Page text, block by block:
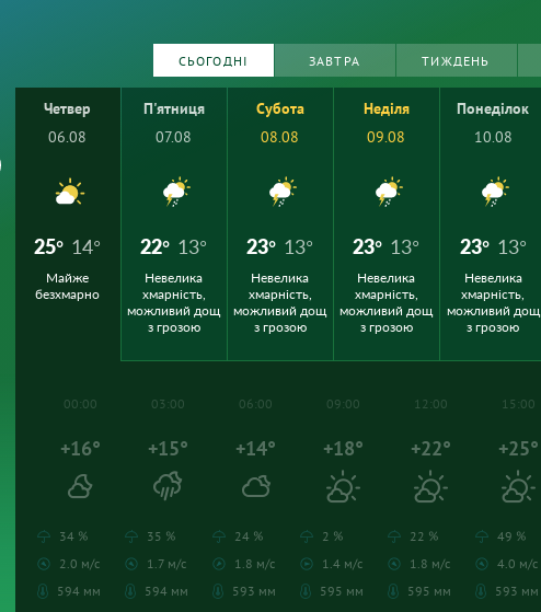
СЬОГОДНІ ЗАВТРА ТИЖДЕНЬ
Четвер
06.08
25° 14°
Майже
безхмарно
П'ятниця
07.08
22° 13°
Невелика
хмарність,
можливий дощ
з грозою
Субота
08.08
23° 13°
Невелика
хмарність,
можливий дощ
з грозою
Неділя
09.08
23° 13°
Невелика
хмарність,
можливий дощ
з грозою
Понеділок
10.08
23° 13°
Невелика
хмарність,
можливий дощ
з грозою
00:00
+16°
34 %
2.0 м/с
594 мм
03:00
+15°
35 %
1.7 м/с
594 мм
06:00
+14°
24 %
1.8 м/с
593 мм
09:00
+18°
2 %
1.4 м/с
595 мм
12:00
+22°
22 %
1.8 м/с
595 мм
15:00
+25°
49 %
4.0 м/с
593 мм